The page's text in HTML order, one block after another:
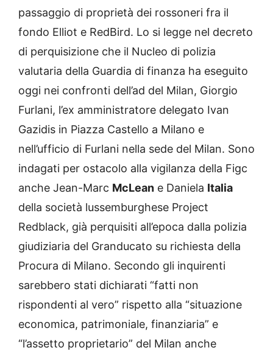
passaggio di proprietà dei rossoneri fra il
fondo Elliot e RedBird. Lo si legge nel decreto
di perquisizione che il Nucleo di polizia
valutaria della Guardia di finanza ha eseguito
oggi nei confronti dell’ad del Milan, Giorgio
Furlani, l’ex amministratore delegato Ivan
Gazidis in Piazza Castello a Milano e
nell’ufficio di Furlani nella sede del Milan. Sono
indagati per ostacolo alla vigilanza della Figc
anche Jean-Marc McLean e Daniela Italia
della società lussemburghese Project
Redblack, già perquisiti all’epoca dalla polizia
giudiziaria del Granducato su richiesta della
Procura di Milano. Secondo gli inquirenti
sarebbero stati dichiarati “fatti non
rispondenti al vero” rispetto alla “situazione
economica, patrimoniale, finanziaria” e
“l’assetto proprietario” del Milan anche